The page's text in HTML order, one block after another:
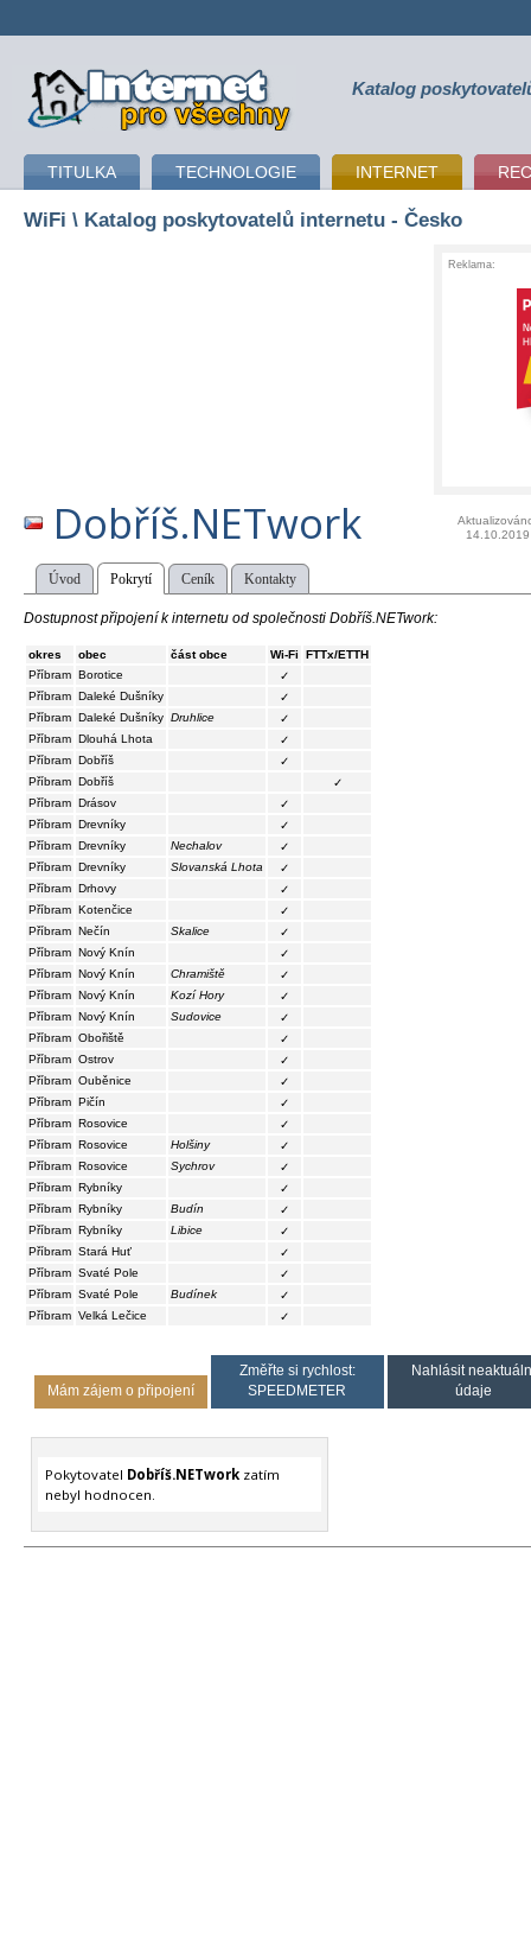
připojení k internetu Katalog
TITULKA TECHNOLOGIE INTERNET
WiFi \ Katalog poskytovatelů internetu - Česko
Reklama:
Dobříš.NETwork
14.10.2019
Úvod Pokrytí Ceník Kontakty
Dostupnost připojení k internetu od společnosti Dobříš.NETwork:
okres obec část obce Wi-Fi
FTTx/ETTH
Příbram Borotice
✓
Příbram Daleké Dušníky
✓
Příbram Daleké Dušníky Druhlice
✓
Příbram Dlouhá Lhota
✓
Příbram Dobříš
✓
Příbram Dobříš
✓
Příbram Drásov
✓
Příbram Drevníky
✓
Příbram Drevníky Nechalov
✓
Příbram Drevníky Slovanská Lhota
✓
Příbram Drhovy
✓
Příbram Kotenčice
✓
Příbram Nečín Skalice
✓
Příbram Nový Knín
✓
Příbram Nový Knín Chramiště
✓
Příbram Nový Knín Kozí Hory
✓
Příbram Nový Knín Sudovice
✓
Příbram Obořiště
✓
Příbram Ostrov
✓
Příbram Ouběnice
✓
Příbram Pičín
✓
Příbram Rosovice
✓
Příbram Rosovice Holšiny
✓
Příbram Rosovice Sychrov
✓
Příbram Rybníky
✓
Příbram Rybníky Budín
✓
Příbram Rybníky Libice
✓
Příbram Stará Huť
✓
Příbram Svaté Pole
✓
Příbram Svaté Pole Budínek
✓
Příbram Velká Lečice ✓
Mám zájem o připojení
Změřte si rychlost:
SPEEDMETER
Nahlásit
údaje
Pokytovatel Dobříš.NETworkzatím
nebyl hodnocen.